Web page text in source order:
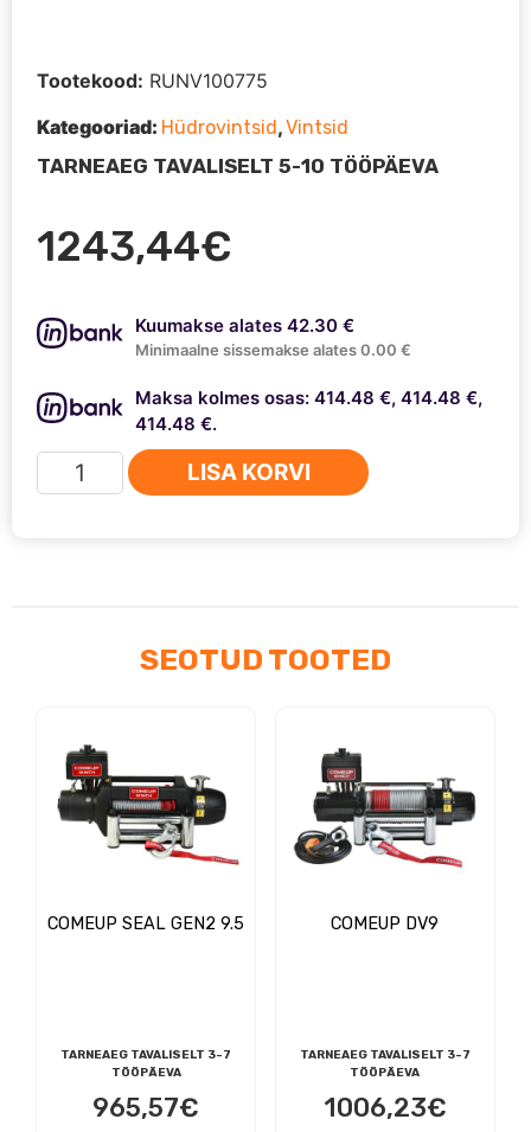
1243,44€
Kuumakse alates 42.30 €
Minimaalne sissemakse alates 0.00 €
Maksa kolmes osas: 414.48 €, 414.48 €,
414.48 €.
Runva
hüdrovints
LISA KORVI
Tootekood: RUNV100775
Kategooriad: Hüdrovintsid,Vintsid
TARNEAEG TAVALISELT 5-10 TÖÖPÄEVA
SEOTUD TOOTED
COMEUP SEAL GEN2 9.5
TARNEAEG TAVALISELT 3-7
TÖÖPÄEVA
965,57€
COMEUP DV9
TARNEAEG TAVALISELT 3-7
TÖÖPÄEVA
1006,23€